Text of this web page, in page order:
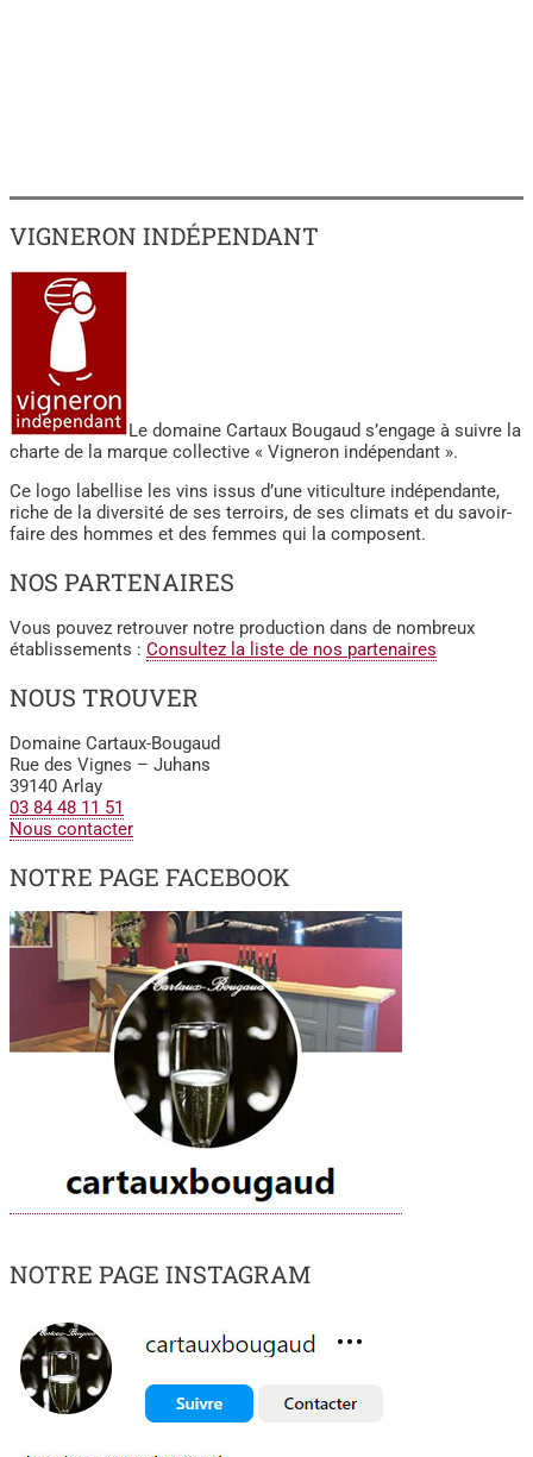
VIGNERON INDÉPENDANT
Le domaine Cartaux Bougaud s’engage à suivre la
charte de la marque collective « Vigneron indépendant ».
Ce logo labellise les vins issus d’une viticulture indépendante,
riche de la diversité de ses terroirs, de ses climats et du savoir-
faire des hommes et des femmes qui la composent.
NOS PARTENAIRES
Vous pouvez retrouver notre production dans de nombreux
établissements : Consultez la liste de nos partenaires
NOUS TROUVER
Domaine Cartaux-Bougaud
Rue des Vignes – Juhans
39140 Arlay
03 84 48 11 51
Nous contacter
NOTRE PAGE FACEBOOK
NOTRE PAGE INSTAGRAM